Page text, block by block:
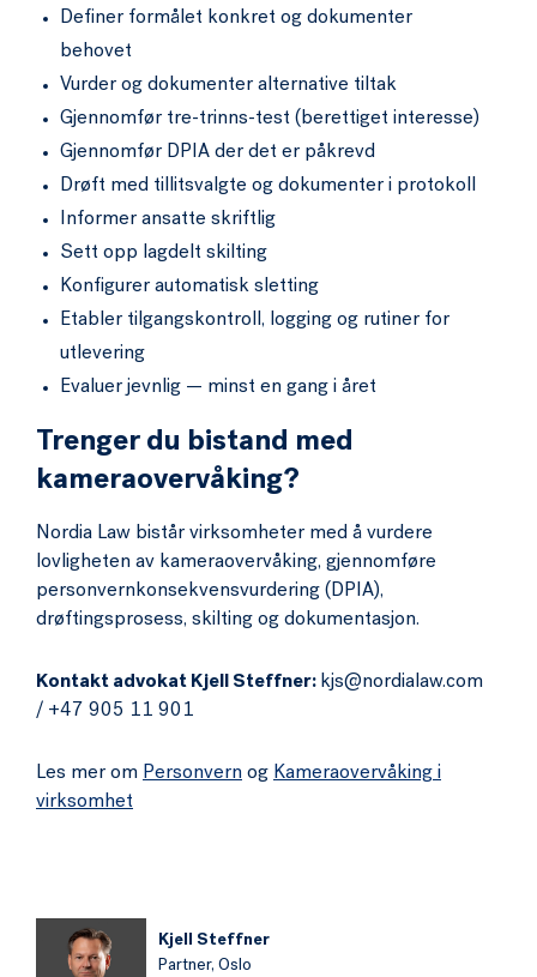
Definer formålet konkret og dokumenter
behovet
Vurder og dokumenter alternative tiltak
Gjennomfør tre-trinns-test (berettiget interesse)
Gjennomfør DPIA der det er påkrevd
Drøft med tillitsvalgte og dokumenter i protokoll
Informer ansatte skriftlig
Sett opp lagdelt skilting
Konfigurer automatisk sletting
Etabler tilgangskontroll, logging og rutiner for
utlevering
Evaluer jevnlig — minst en gang i året
Trenger du bistand med
kameraovervåking?
Nordia Law bistår virksomheter med å vurdere
lovligheten av kameraovervåking, gjennomføre
personvernkonsekvensvurdering (DPIA),
drøftingsprosess, skilting og dokumentasjon.
Kontakt advokat Kjell Steffner: kjs@nordialaw.com
/ +47 905 11 901
Les mer om Personvern og Kameraovervåking i
virksomhet
Kjell Steffner
Partner, Oslo